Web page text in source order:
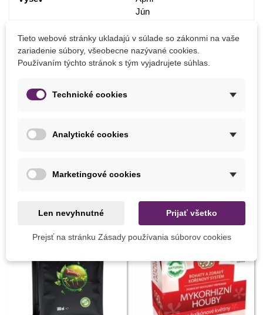
Jún
Slnečné
Pestovanie
Vegetačné Obdobie
MOHLI BYSTE EŠTE POTREBOVAŤ
Tieto webové stránky ukladajú v súlade so zákonmi na vaše
zariadenie súbory, všeobecne nazývané cookies.
Používaním týchto stránok s tým vyjadrujete súhlas.
Technické cookies
Analytické cookies
Marketingové cookies
Len nevyhnutné Prijať všetko
Prejsť na stránku Zásady používania súborov cookies